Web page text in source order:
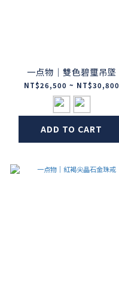
一点物｜雙色碧璽吊墜
NT$26,500 ~ NT$30,800
ADD TO CART